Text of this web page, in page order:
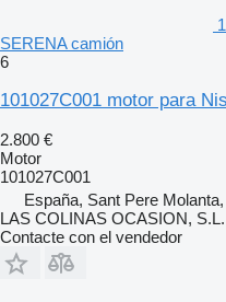
SERENA camión
6
101027C001 motor para
2.800 €
Motor
101027C001
España, Sant Pere
LAS COLINAS OCASION, S.L.
Contacte con el vendedor